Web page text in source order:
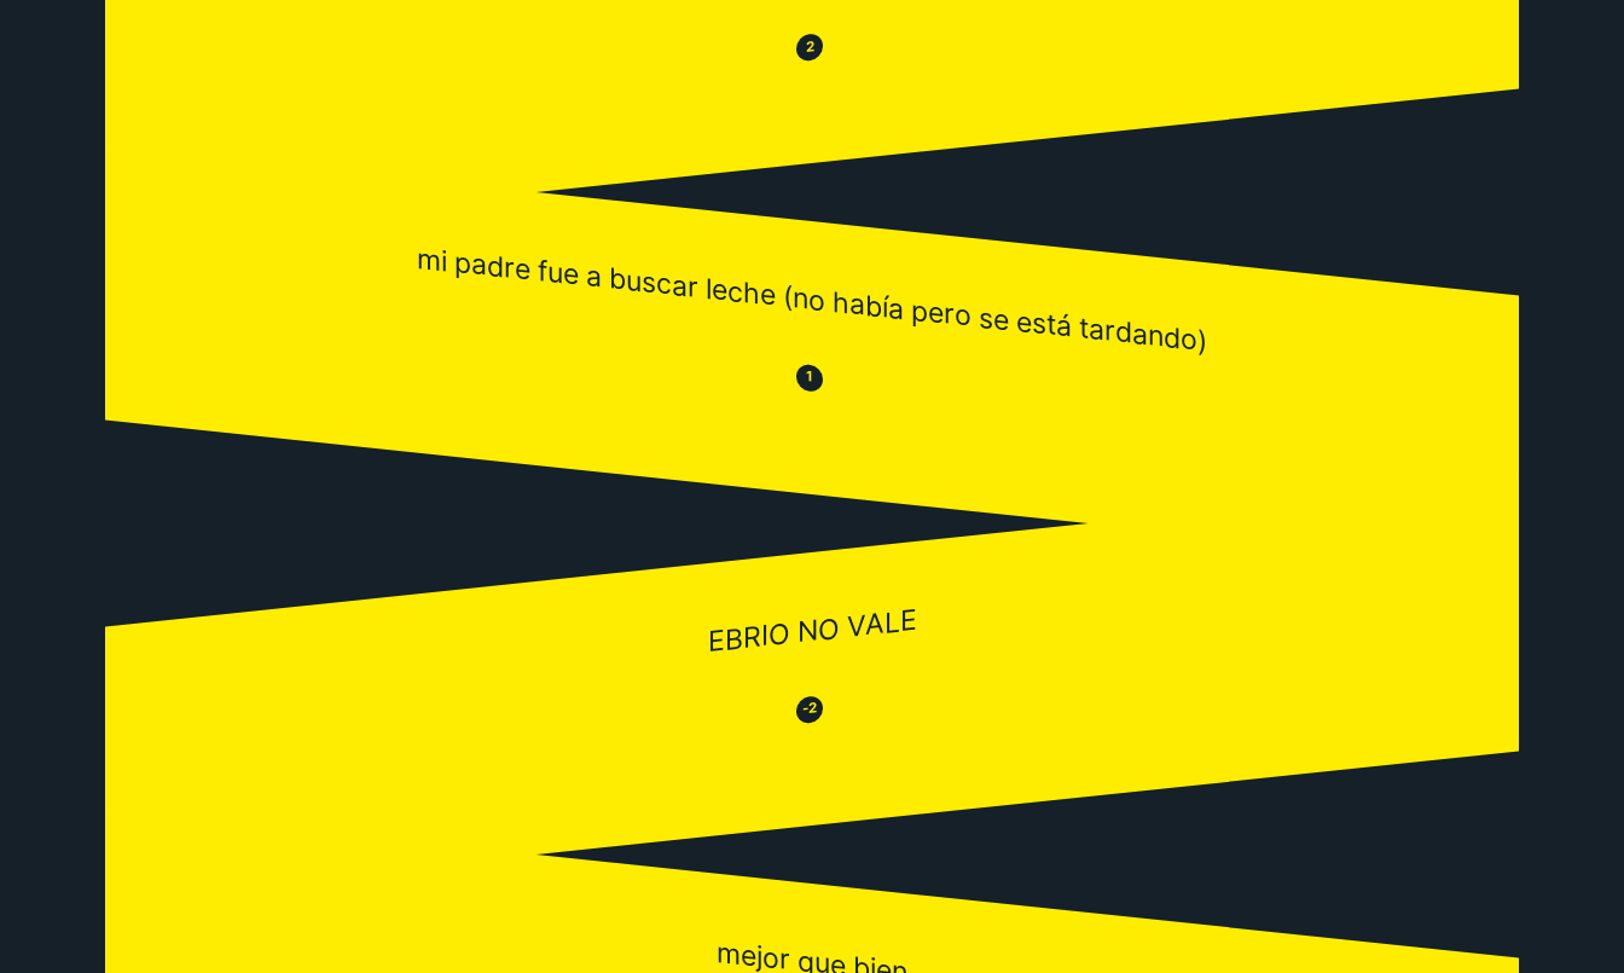
😒 2 😂
mi padre fue a buscar leche (no había pero se está tardando)
😒 1 😂
EBRIO NO VALE
😒 -2 😂
mejor que bien